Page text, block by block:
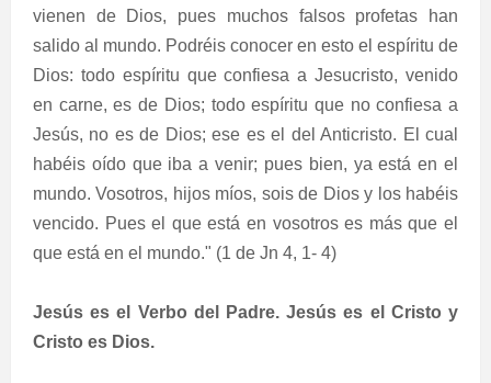
vienen de Dios, pues muchos falsos profetas han
salido al mundo. Podréis conocer en esto el espíritu de
Dios: todo espíritu que confiesa a Jesucristo, venido
en carne, es de Dios; todo espíritu que no confiesa a
Jesús, no es de Dios; ese es el del Anticristo. El cual
habéis oído que iba a venir; pues bien, ya está en el
mundo. Vosotros, hijos míos, sois de Dios y los habéis
vencido. Pues el que está en vosotros es más que el
que está en el mundo." (1 de Jn 4, 1- 4)
Jesús es el Verbo del Padre. Jesús es el Cristo y
Cristo es Dios.